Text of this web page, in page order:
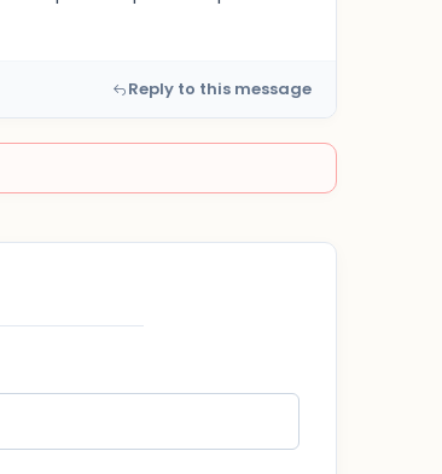
Reply to this message